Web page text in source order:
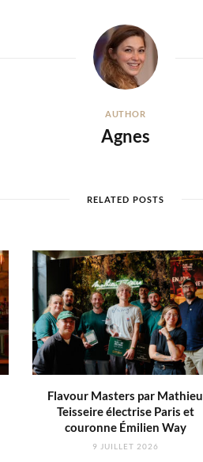
AUTHOR
Agnes
RELATED POSTS
Flavour Masters par Mathieu
Teisseire électrise Paris et
couronne Émilien Way
9 JUILLET 2026